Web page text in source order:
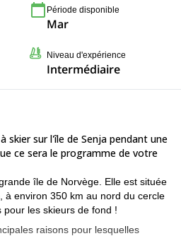
Période disponible
Mar
Niveau d'expérience
Intermédiaire
skier sur l'île de Senja pendant une
ce sera le programme de votre
île de Norvège. Elle est située
à environ 350 km au nord du cercle
les skieurs de fond !
raisons pour lesquelles